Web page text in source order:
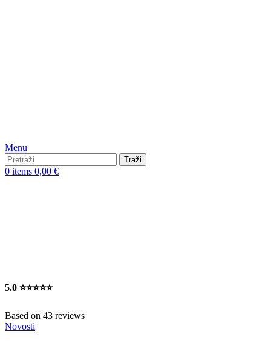
Menu
Traži
0 items 0,00 €
5.0 ⭐⭐⭐⭐⭐
Based on 43 reviews
Novosti